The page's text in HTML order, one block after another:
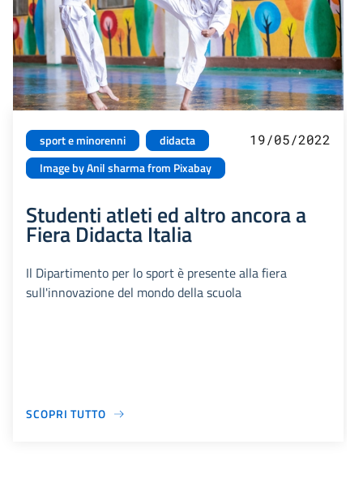
sport e minorenni
didacta
Image by Anil sharma from Pixabay
19/05/2022
Studenti atleti ed altro ancora a
Fiera Didacta Italia
Il Dipartimento per lo sport è presente alla fiera
sull'innovazione del mondo della scuola
SCOPRI TUTTO